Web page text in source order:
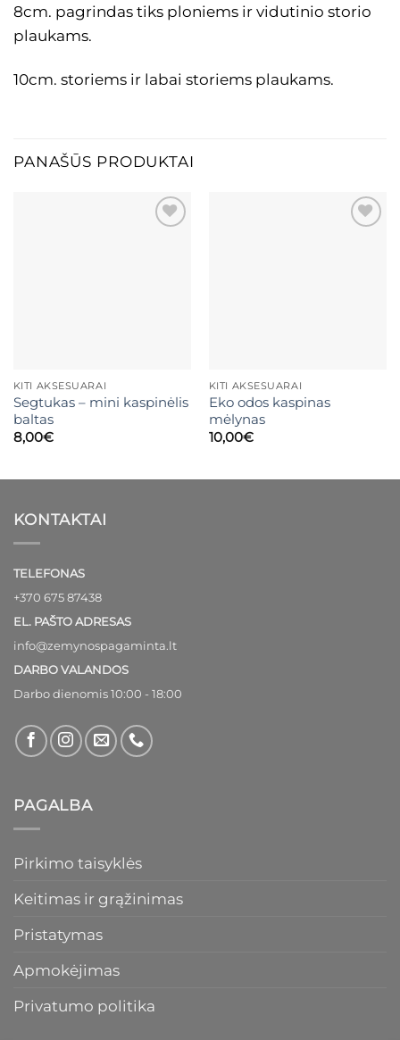
8cm. pagrindas tiks ploniems ir vidutinio storio
plaukams.
10cm. storiems ir labai storiems plaukams.
PANAŠŪS PRODUKTAI
KITI AKSESUARAI
Segtukas – mini kaspinėlis
baltas
8,00€
KITI AKSESUARAI
Eko odos kaspinas
mėlynas
10,00€
KONTAKTAI
TELEFONAS
+370 675 87438
EL. PAŠTO ADRESAS
info@zemynospagaminta.lt
DARBO VALANDOS
Darbo dienomis 10:00 - 18:00
PAGALBA
Pirkimo taisyklės
Keitimas ir grąžinimas
Pristatymas
Apmokėjimas
Privatumo politika